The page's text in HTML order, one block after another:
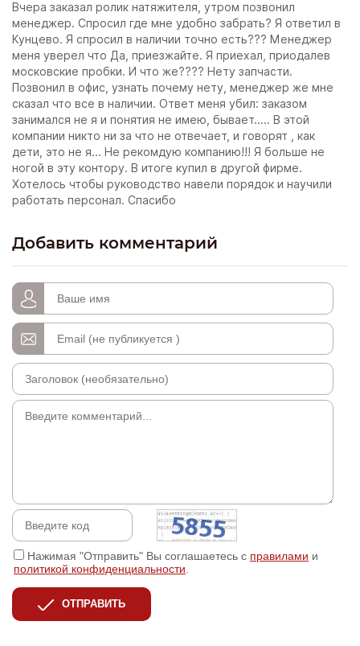
Вчера заказал ролик натяжителя, утром позвонил
менеджер. Спросил где мне удобно забрать? Я ответил в
Кунцево. Я спросил в наличии точно есть??? Менеджер
меня уверел что Да, приезжайте. Я приехал, приодалев
московские пробки. И что же???? Нету запчасти.
Позвонил в офис, узнать почему нету, менеджер же мне
сказал что все в наличии. Ответ меня убил: заказом
занимался не я и понятия не имею, бывает..... В этой
компании никто ни за что не отвечает, и говорят , как
дети, это не я... Не рекомдую компанию!!! Я больше не
ногой в эту контору. В итоге купил в другой фирме.
Хотелось чтобы руководство навели порядок и научили
работать персонал. Спасибо
Добавить комментарий
Нажимая "Отправить" Вы соглашаетесь с правилами и
политикой конфиденциальности
ОТПРАВИТЬ